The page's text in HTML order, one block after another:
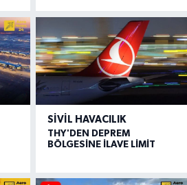
SIVIL HAVACILIK
THY'DEN DEPREM
BÖLGESİNE İLAVE LİMİT